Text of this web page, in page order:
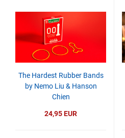
The Hardest Rubber Bands
by Nemo Liu & Hanson
Chien
24,95 EUR